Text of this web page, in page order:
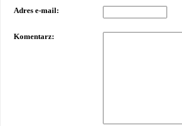
Adres e-mail:
Komentarz: